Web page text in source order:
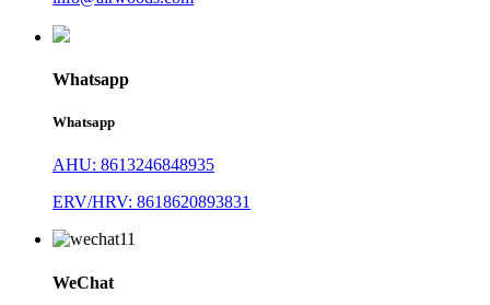
Whatsapp
Whatsapp
AHU: 8613246848935
ERV/HRV: 8618620893831
WeChat